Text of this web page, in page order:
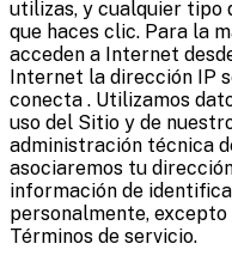
utilizas, y cualquier tipo
que haces clic. Para la
acceden a Internet
Internet la dirección IP
conecta . Utilizamos
uso del Sitio y de
administración técnica
asociaremos tu
información de
personalmente, excepto
Términos de servicio.